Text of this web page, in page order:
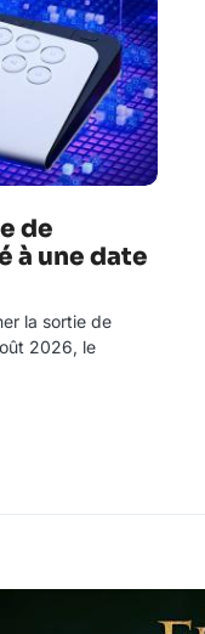
de
à une date
la sortie de
2026, le